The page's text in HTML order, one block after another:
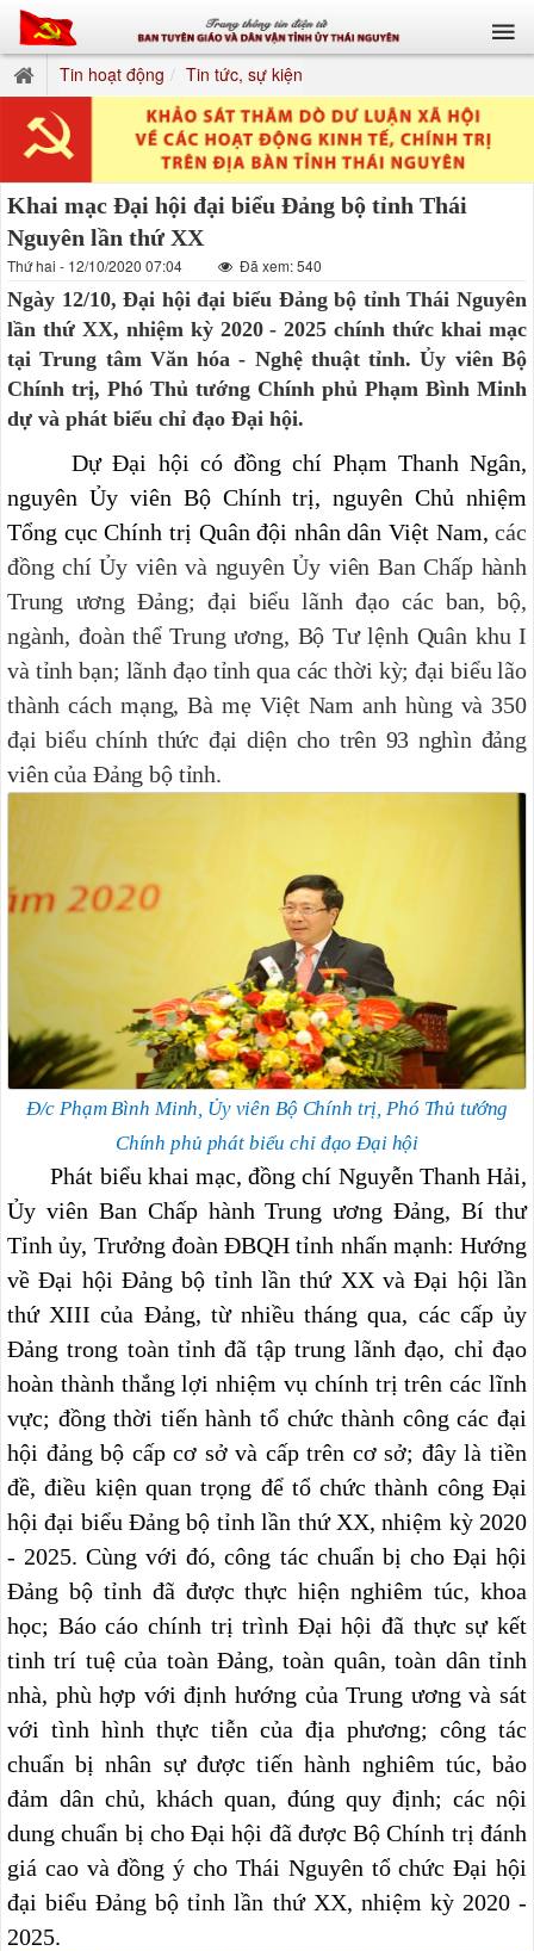
Tin hoạt động Tin tức, sự kiện
Khai mạc Đại hội đại biểu Đảng bộ tỉnh Thái
Nguyên lần thứ XX
Thứ hai - 12/10/2020 07:04 Đã xem: 540
Ngày 12/10, Đại hội đại biểu Đảng bộ tỉnh Thái Nguyên
lần thứ XX, nhiệm kỳ 2020 - 2025 chính thức khai mạc
tại Trung tâm Văn hóa - Nghệ thuật tỉnh. Ủy viên Bộ
Chính trị, Phó Thủ tướng Chính phủ Phạm Bình Minh
dự và phát biểu chỉ đạo Đại hội.
Dự Đại hội có đồng chí Phạm Thanh Ngân,
nguyên Ủy viên Bộ Chính trị, nguyên Chủ nhiệm
Tổng cục Chính trị Quân đội nhân dân Việt Nam,các
đồng chí Ủy viên và nguyên Ủy viên Ban Chấp hành
Trung ương Đảng; đại biểu lãnh đạo các ban, bộ,
ngành, đoàn thể Trung ương, Bộ Tư lệnh Quân khu I
và tỉnh bạn; lãnh đạo tỉnh qua các thời kỳ; đại biểu lão
thành cách mạng, Bà mẹ Việt Nam anh hùng và 350
đại biểu chính thức đại diện cho trên 93 nghìn đảng
viên của Đảng bộ tỉnh.
Đ/c Phạm Bình Minh, Ủy viên Bộ Chính trị, Phó Thủ tướng
Chính phủ phát biểu chỉ đạo Đại hội
Phát biểu khai mạc, đồng chí Nguyễn Thanh Hải,
Ủy viên Ban Chấp hành Trung ương Đảng, Bí thư
Tỉnh ủy, Trưởng đoàn ĐBQH tỉnh nhấn mạnh: Hướng
về Đại hội Đảng bộ tỉnh lần thứ XX và Đại hội lần
thứ XIII của Đảng, từ nhiều tháng qua, các cấp ủy
Đảng trong toàn tỉnh đã tập trung lãnh đạo, chỉ đạo
hoàn thành thắng lợi nhiệm vụ chính trị trên các lĩnh
vực; đồng thời tiến hành tổ chức thành công các đại
hội đảng bộ cấp cơ sở và cấp trên cơ sở; đây là tiền
đề, điều kiện quan trọng để tổ chức thành công Đại
hội đại biểu Đảng bộ tỉnh lần thứ XX, nhiệm kỳ 2020
- 2025. Cùng với đó, công tác chuẩn bị cho Đại hội
Đảng bộ tỉnh đã được thực hiện nghiêm túc, khoa
học; Báo cáo chính trị trình Đại hội đã thực sự kết
tinh trí tuệ của toàn Đảng, toàn quân, toàn dân tỉnh
nhà, phù hợp với định hướng của Trung ương và sát
với tình hình thực tiễn của địa phương; công tác
chuẩn bị nhân sự được tiến hành nghiêm túc, bảo
đảm dân chủ, khách quan, đúng quy định; các nội
dung chuẩn bị cho Đại hội đã được Bộ Chính trị đánh
giá cao và đồng ý cho Thái Nguyên tổ chức Đại hội
đại biểu Đảng bộ tỉnh lần thứ XX, nhiệm kỳ 2020 -
2025.